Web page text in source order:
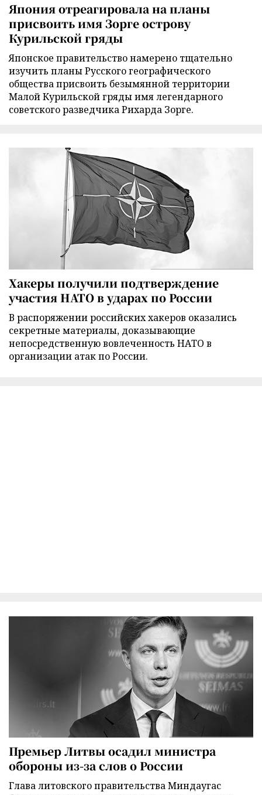
Япония отреагировала на планы
присвоить имя Зорге острову
Курильской гряды
Японское правительство намерено тщательно
изучить планы Русского географического
общества присвоить безымянной территории
Малой Курильской гряды имя легендарного
советского разведчика Рихарда Зорге.
Хакеры получили подтверждение
участия НАТО в ударах по России
В распоряжении российских хакеров оказались
секретные материалы, доказывающие
непосредственную вовлеченность НАТО в
организации атак по России.
Премьер Литвы осадил министра
обороны из-за слов о России
Глава литовского правительства Миндаугас